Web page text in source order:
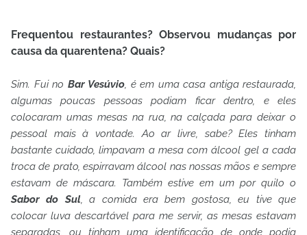
Frequentou restaurantes? Observou mudanças por
causa da quarentena? Quais?
Sim. Fui no Bar Vesúvio, é em uma casa antiga restaurada,
algumas poucas pessoas podiam ficar dentro, e eles
colocaram umas mesas na rua, na calçada para deixar o
pessoal mais à vontade. Ao ar livre, sabe? Eles tinham
bastante cuidado, limpavam a mesa com álcool gel a cada
troca de prato, espirravam álcool nas nossas mãos e sempre
estavam de máscara. Também estive em um por quilo o
Sabor do Sul, a comida era bem gostosa, eu tive que
colocar luva descartável para me servir, as mesas estavam
separadas, ou tinham uma identificação de onde podia